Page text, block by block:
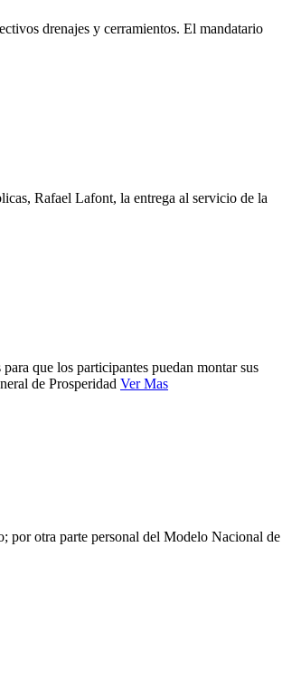
drenajes y cerramientos. El mandatario
Rafael Lafont, la entrega al servicio de la
que los participantes puedan montar sus
de Prosperidad Ver Mas
por otra parte personal del Modelo Nacional de